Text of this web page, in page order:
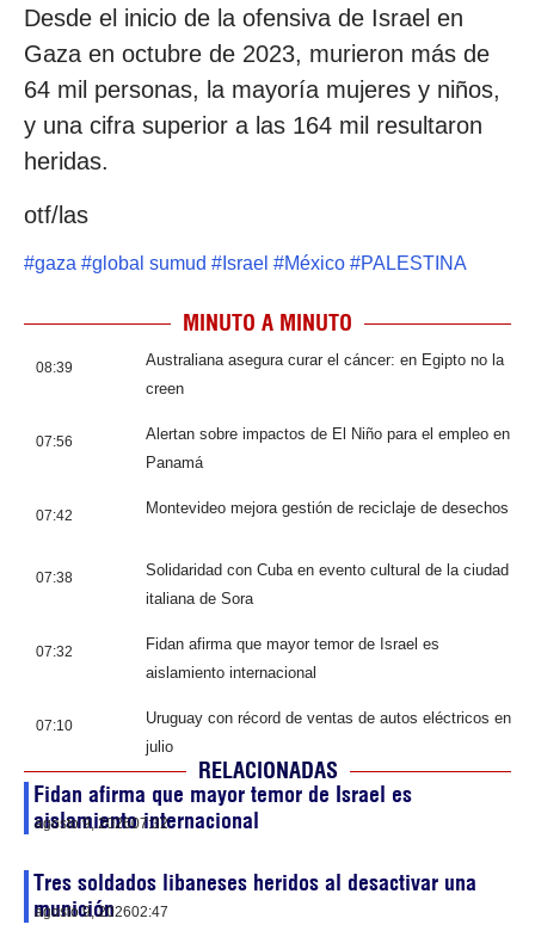
Desde el inicio de la ofensiva de Israel en
Gaza en octubre de 2023, murieron más de
64 mil personas, la mayoría mujeres y niños,
y una cifra superior a las 164 mil resultaron
heridas.
otf/las
#gaza #global sumud # Israel #México #PALESTINA
MINUTO A MINUTO
08:39
Australiana asegura curar el cáncer: en Egipto no la
creen
07:56
Alertan sobre impactos de El Niño para el empleo en
Panamá
07:42 Montevideo mejora gestión de reciclaje de desechos
07:38
Solidaridad con Cuba en evento cultural de la ciudad
italiana de Sora
07:32
Fidan afirma que mayor temor de Israel es
aislamiento internacional
07:10
Uruguay con récord de ventas de autos eléctricos en
julio
RELACIONADAS
Fidan afirma que mayor temor de Israel es
aislamiento internacional
agosto 9, 202607:32
Tres soldados libaneses heridos al desactivar una
munición
agosto 9, 202602:47